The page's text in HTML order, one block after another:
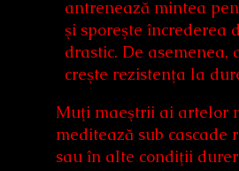
antrenează mintea
şi sporeşte încrederea
drastic. De asemenea,
creşte rezistenţa la
Muţi maeştrii ai artelor
meditează sub cascade
sau în alte condiţii